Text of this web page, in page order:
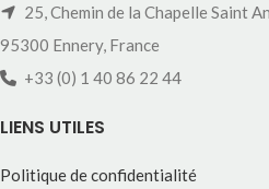
25, Chemin de la Chapelle Saint
95300 Ennery, France
+33 (0) 1 40 86 22 44
LIENS UTILES
Politique de confidentialité